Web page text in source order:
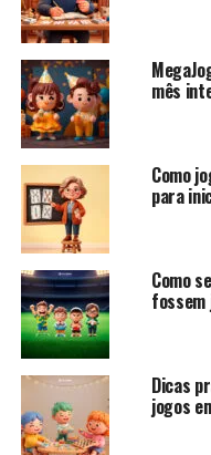
A importância
tradicionais
Muito antes da era dos
brasileiras só
escola para serem
E mesmo com a atual
muito difícil encontrar
pega, bolinha de gude
jogos tradicionais
passatempos; mas sim
mês
Como
para
Como
fossem
Dicas
jogos